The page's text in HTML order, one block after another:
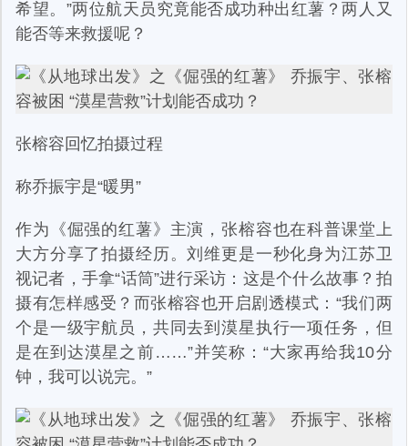
希望。”两位航天员究竟能否成功种出红薯？两人又
能否等来救援呢？
张榕容回忆拍摄过程
称乔振宇是“暖男”
作为《倔强的红薯》主演，张榕容也在科普课堂上
大方分享了拍摄经历。刘维更是一秒化身为江苏卫
视记者，手拿“话筒”进行采访：这是个什么故事？拍
摄有怎样感受？而张榕容也开启剧透模式：“我们两
个是一级宇航员，共同去到漠星执行一项任务，但
是在到达漠星之前……”并笑称：“大家再给我10分
钟，我可以说完。”